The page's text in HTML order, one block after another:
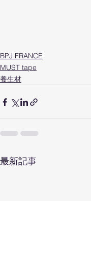
BPJ FRANCE
MUST tape
養生材
最新記事